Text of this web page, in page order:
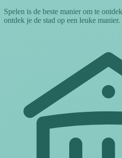
Spelen is de beste manier om te
ontdek je de stad op een leuke manier.